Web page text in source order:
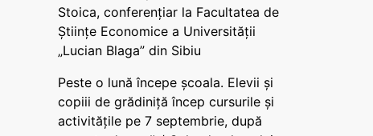
Stoica, conferențiar la Facultatea de
Științe Economice a Universității
„Lucian Blaga” din Sibiu
Peste o lună începe școala. Elevii și
copiii de grădiniță încep cursurile și
activitățile pe 7 septembrie, după